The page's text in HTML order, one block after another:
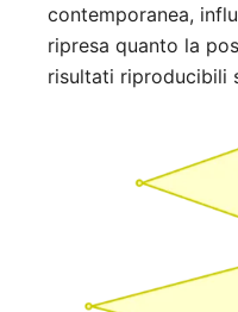
contemporanea,
ripresa quanto la
risultati riproducibili